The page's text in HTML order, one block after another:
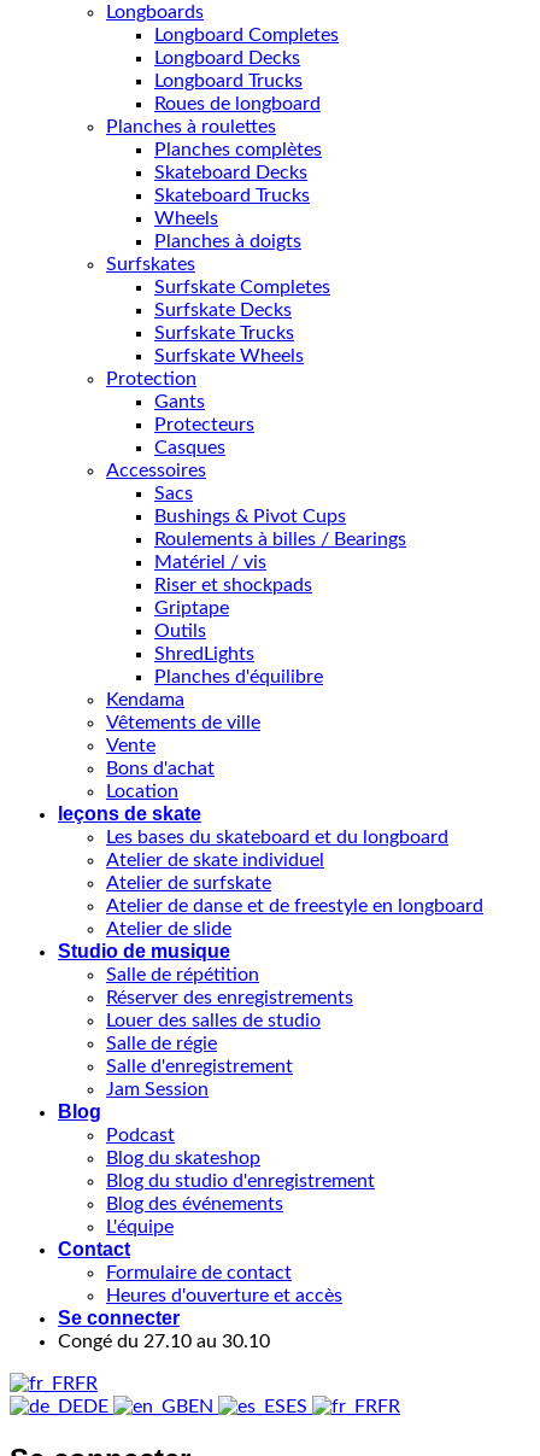
Longboards
Longboard Completes
Longboard Decks
Longboard Trucks
Roues de longboard
Planches à roulettes
Planches complètes
Skateboard Decks
Skateboard Trucks
Wheels
Planches à doigts
Surfskates
Surfskate Completes
Surfskate Decks
Surfskate Trucks
Surfskate Wheels
Protection
Gants
Protecteurs
Casques
Accessoires
Sacs
Bushings & Pivot Cups
Roulements à billes / Bearings
Matériel / vis
Riser et shockpads
Griptape
Outils
ShredLights
Planches d'équilibre
Kendama
Vêtements de ville
Vente
Bons d'achat
Location
leçons de skate
Les bases du skateboard et du longboard
Atelier de skate individuel
Atelier de surfskate
Atelier de danse et de freestyle en longboard
Atelier de slide
Studio de musique
Salle de répétition
Réserver des enregistrements
Louer des salles de studio
Salle de régie
Salle d'enregistrement
Jam Session
Blog
Podcast
Blog du skateshop
Blog du studio d'enregistrement
Blog des événements
L'équipe
Contact
Formulaire de contact
Heures d'ouverture et accès
Se connecter
Congé du 27.10 au 30.10
FR
DE
EN ES FR